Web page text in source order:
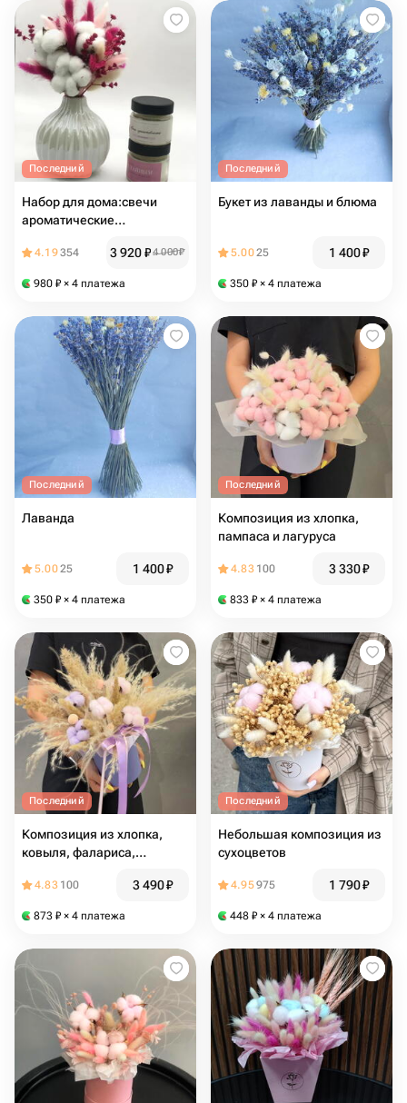
Последний
Набор для дома:свечи
ароматические
4.19354 3 920₽4 000₽
980 ₽ × 4 платежа
Последний
Букет из лаванды и блюма
5.0025 1 400₽
350 ₽ × 4 платежа
Последний
Лаванда
5.0025 1 400₽
350 ₽ × 4 платежа
Последний
Композиция из хлопка,
пампаса и лагуруса
4.83 100 3 330₽
833 ₽ × 4 платежа
Последний
Композиция из хлопка,
ковыля, фалариса,
4.83 100 3 490₽
873 ₽ × 4 платежа
Последний
Небольшая композиция из
сухоцветов
4.95975 1 790₽
448 ₽ × 4 платежа